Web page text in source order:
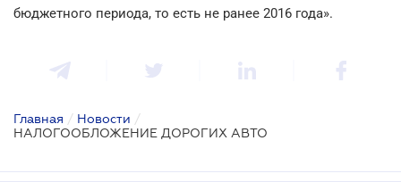
бюджетного периода, то есть не ранее 2016 года».
Главная / Новости /
НАЛОГООБЛОЖЕНИЕ ДОРОГИХ АВТО